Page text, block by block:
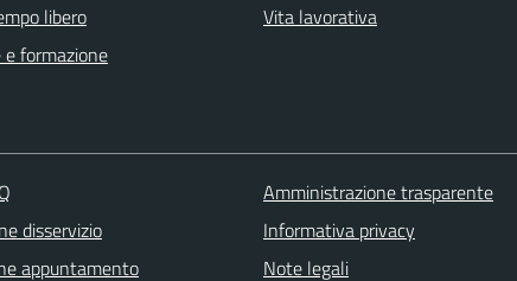
libero
e formazione
Vita lavorativa
disservizio
appuntamento
Amministrazione trasparente
Informativa privacy
Note legali